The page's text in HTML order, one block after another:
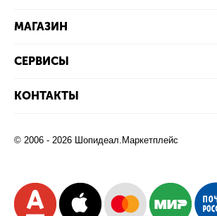
МАГАЗИН
СЕРВИСЫ
КОНТАКТЫ
© 2006 - 2026 Шопидеал.Маркетплейс